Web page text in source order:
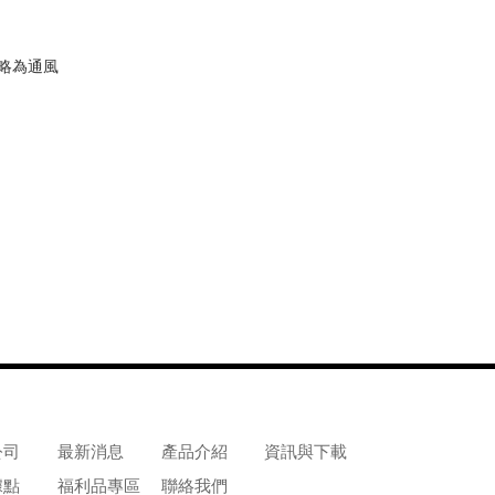
為通風
最新消息 產品介紹
資訊與下載
點
福利品專區 聯絡我們